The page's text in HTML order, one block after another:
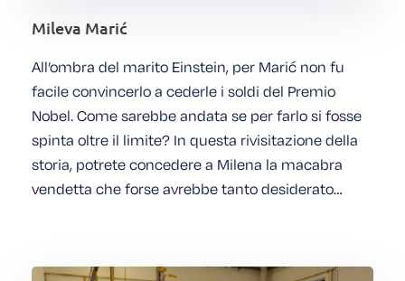
Mileva Marić
All’ombra del marito Einstein, per Marić non fu
facile convincerlo a cederle i soldi del Premio
Nobel. Come sarebbe andata se per farlo si fosse
spinta oltre il limite? In questa rivisitazione della
storia, potrete concedere a Milena la macabra
vendetta che forse avrebbe tanto desiderato…